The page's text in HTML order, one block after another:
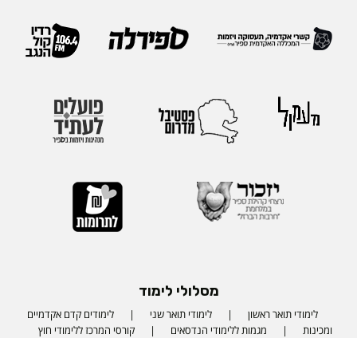
מסלולי לימוד
לימודי תואר ראשון לימודי תואר שני
לימודים קדם אקדמיים
ומכינות
מגמות ללימודי הנדסאים קורסי המרכז ללימודי חוץ